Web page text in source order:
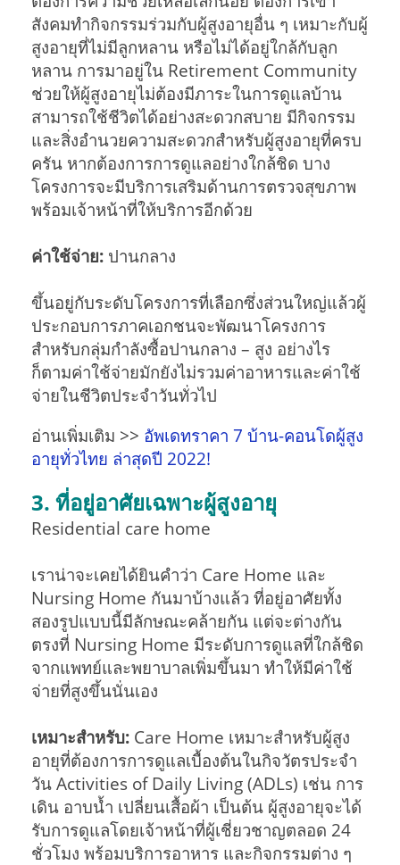
สังคมทำกิจกรรมร่วมกับผู้สูงอายุอื่น ๆ เหมาะกับผู้
สูงอายุที่ไม่มีลูกหลาน หรือไม่ได้อยู่ใกล้กับลูก
หลาน การมาอยู่ใน Retirement Community
ช่วยให้ผู้สูงอายุไม่ต้องมีภาระในการดูแลบ้าน
สามารถใช้ชีวิตได้อย่างสะดวกสบาย มีกิจกรรม
และสิ่งอำนวยความสะดวกสำหรับผู้สูงอายุที่ครบ
ครัน หากต้องการการดูแลอย่างใกล้ชิด บาง
โครงการจะมีบริการเสริมด้านการตรวจสุขภาพ
พร้อมเจ้าหน้าที่ให้บริการอีกด้วย
ค่าใช้จ่าย: ปานกลาง
ขึ้นอยู่กับระดับโครงการที่เลือกซึ่งส่วนใหญ่แล้วผู้
ประกอบการภาคเอกชนจะพัฒนาโครงการ
สำหรับกลุ่มกำลังซื้อปานกลาง – สูง อย่างไร
ก็ตามค่าใช้จ่ายมักยังไม่รวมค่าอาหารและค่าใช้
จ่ายในชีวิตประจำวันทั่วไป
อ่านเพิ่มเติม >> อัพเดทราคา 7 บ้าน-คอนโดผู้สูง
อายุทั่วไทย ล่าสุดปี 2022!
3. ที่อยู่อาศัยเฉพาะผู้สูงอายุ
Residential care home
เราน่าจะเคยได้ยินคำว่า Care Home และ
Nursing Home กันมาบ้างแล้ว ที่อยู่อาศัยทั้ง
สองรูปแบบนี้มีลักษณะคล้ายกัน แต่จะต่างกัน
ตรงที่ Nursing Home มีระดับการดูแลที่ใกล้ชิด
จากแพทย์และพยาบาลเพิ่มขึ้นมา ทำให้มีค่าใช้
จ่ายที่สูงขึ้นนั่นเอง
เหมาะสำหรับ: Care Home เหมาะสำหรับผู้สูง
อายุที่ต้องการการดูแลเบื้องต้นในกิจวัตรประจำ
วัน Activities of Daily Living (ADLs) เช่น การ
เดิน อาบน้ำ เปลี่ยนเสื้อผ้า เป็นต้น ผู้สูงอายุจะได้
รับการดูแลโดยเจ้าหน้าที่ผู้เชี่ยวชาญตลอด 24
ชั่วโมง พร้อมบริการอาหาร และกิจกรรมต่าง ๆ